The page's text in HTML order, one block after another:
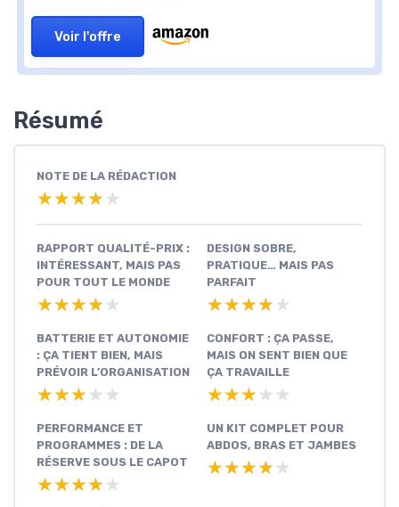
Voir l'offre
Résumé
NOTE DE LA RÉDACTION
★★★★★
★★★★★
RAPPORT QUALITÉ-PRIX :
INTÉRESSANT, MAIS PAS
POUR TOUT LE MONDE
★★★★★
★★★★★
DESIGN SOBRE,
PRATIQUE… MAIS PAS
PARFAIT
★★★★★
★★★★★
BATTERIE ET AUTONOMIE
: ÇA TIENT BIEN, MAIS
PRÉVOIR L’ORGANISATION
★★★★★
★★★★★
CONFORT : ÇA PASSE,
MAIS ON SENT BIEN QUE
ÇA TRAVAILLE
★★★★★
★★★★★
PERFORMANCE ET
PROGRAMMES : DE LA
RÉSERVE SOUS LE CAPOT
★★★★★
★★★★★
UN KIT COMPLET POUR
ABDOS, BRAS ET JAMBES
★★★★★
★★★★★